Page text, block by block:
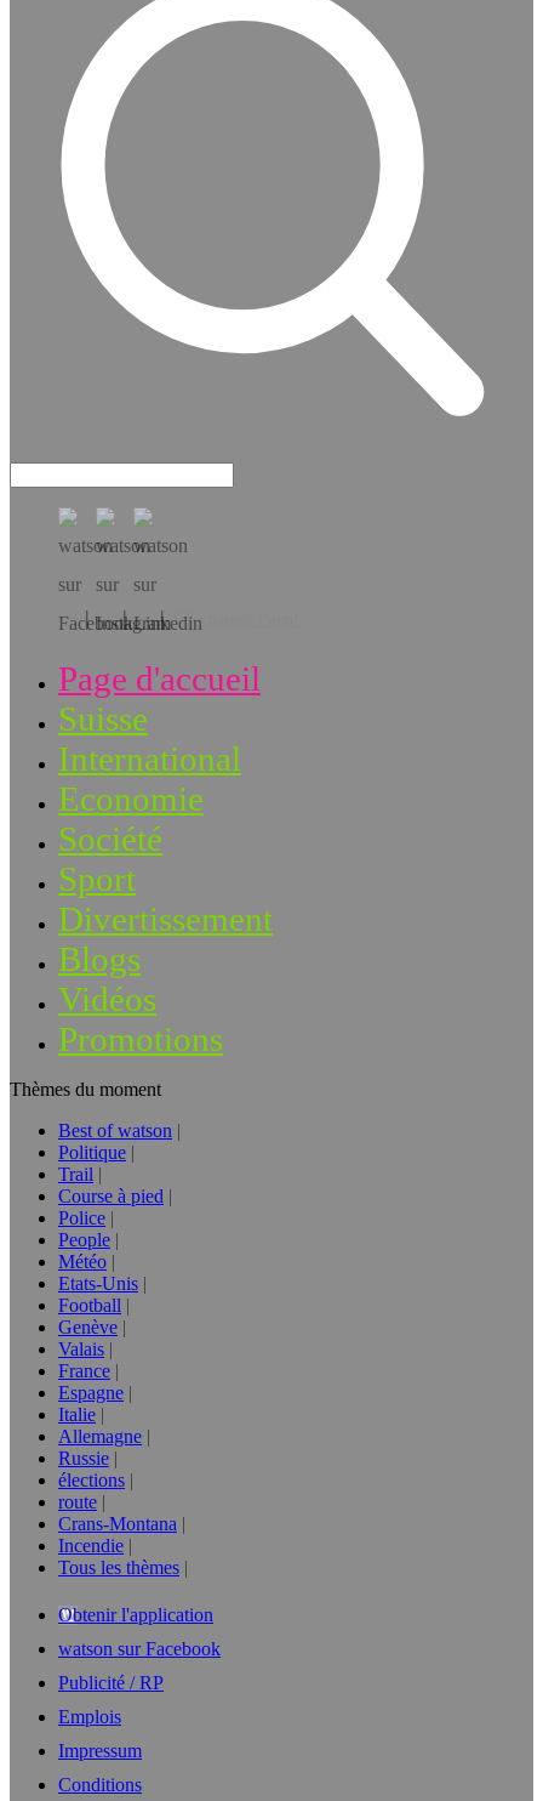
Téléchargez l’app!
Page d'accueil
Suisse
International
Economie
Société
Sport
Divertissement
Blogs
Vidéos
Promotions
Thèmes du moment
Best of watson
Politique
Trail
Course à pied
Police
People
Météo
Etats-Unis
Football
Genève
Valais
France
Espagne
Italie
Allemagne
Russie
élections
route
Crans-Montana
Incendie
Tous les thèmes
Obtenir l'application
watson sur Facebook
Publicité / RP
Emplois
Impressum
Conditions